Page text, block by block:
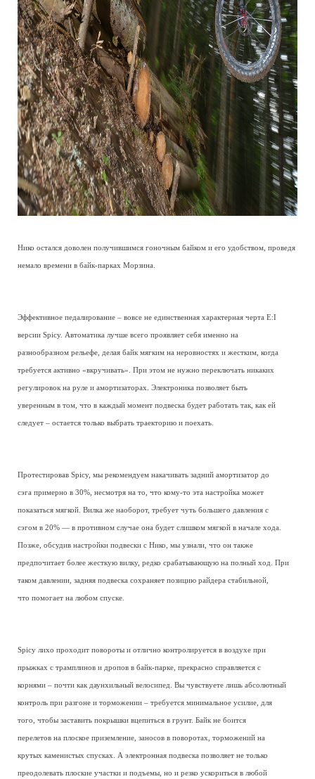
Нико остался доволен получившимся гоночным байком и его удобством, проведя
немало времени в байк-парках Морзина.
Эффективное педалирование – вовсе не единственная характерная черта E:I
версии Spicy. Автоматика лучше всего проявляет себя именно на
разнообразном рельефе, делая байк мягким на неровностях и жестким, когда
требуется активно «вкручивать». При этом не нужно переключать никаких
регулировок на руле и амортизаторах. Электроника позволяет быть
уверенным в том, что в каждый момент подвеска будет работать так, как ей
следует – остается только выбрать траекторию и поехать.
Протестировав Spicy, мы рекомендуем накачивать задний амортизатор до
сэга примерно в 30%, несмотря на то, что кому-то эта настройка может
показаться мягкой. Вилка же наоборот, требует чуть большего давления с
сэгом в 20% — в противном случае она будет слишком мягкой в начале хода.
Позже, обсудив настройки подвески с Нико, мы узнали, что он также
предпочитает более жесткую вилку, редко срабатывающую на полный ход. При
таком давлении, задняя подвеска сохраняет позицию райдера стабильной,
что помогает на любом спуске.
Spicy лихо проходит повороты и отлично контролируется в воздухе при
прыжках с трамплинов и дропов в байк-парке, прекрасно справляется с
корнями – почти как даунхильный велосипед. Вы чувствуете лишь абсолютный
контроль при разгоне и торможении – требуется минимальное усилие, для
того, чтобы заставить покрышки вцепиться в грунт. Байк не боится
перелетов на плоское приземление, заносов в поворотах, торможений на
крутых каменистых спусках. А электронная подвеска позволяет не только
преодолевать плоские участки и подъемы, но и резко ускориться в любой